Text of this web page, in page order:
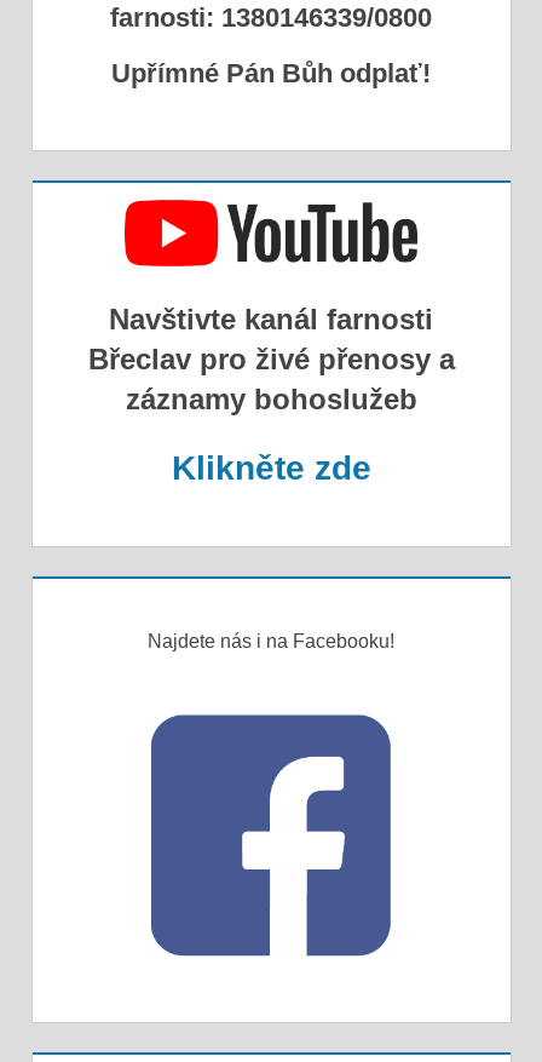
farnosti: 1380146339/0800
Upřímné Pán Bůh odplať!
Navštivte kanál farnosti
Břeclav pro živé přenosy a
záznamy bohoslužeb
Klikněte zde
Najdete nás i na Facebooku!